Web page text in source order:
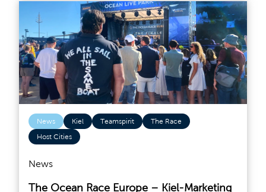
News Kiel Teamspirit
The Race
Host Cities
News
The Ocean Race Europe – Kiel-Marketing